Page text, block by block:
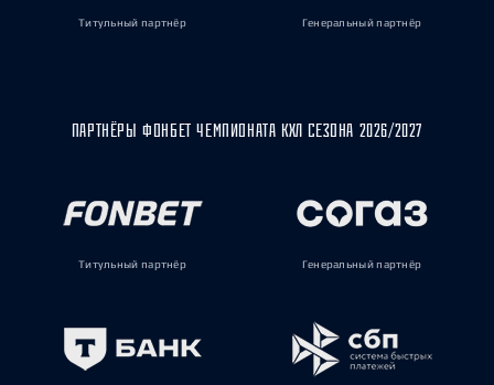
Титульный партнёр Генеральный партнёр
ПАРТНЁРЫ ФОНБЕТ ЧЕМПИОНАТА КХЛ СЕЗОНА 2026/2027
Титульный партнёр Генеральный партнёр